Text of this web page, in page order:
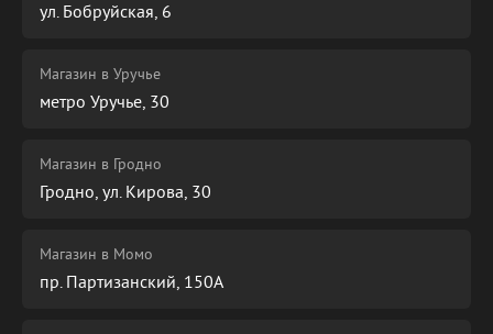
ул. Бобруйская, 6
Магазин в Уручье
метро Уручье, 30
Магазин в Гродно
Гродно, ул. Кирова, 30
Магазин в Момо
пр. Партизанский, 150А